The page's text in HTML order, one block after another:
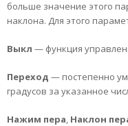
больше значение этого
наклона. Для этого
Выкл — функция
Переход — постепенно
градусов за указанное
Нажим пера, Наклон